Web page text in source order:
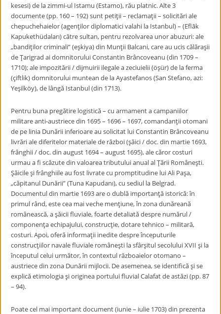
kesesi) de la zimmi-ul Istamu (Estamo), rău platnic. Alte 3
documente (pp. 160 – 192) sunt petiţii – reclamaţii – solicitări ale
chepuchehaielor (agenţilor diplomatici valahi la Istanbul) – (Eflāk
Kapukethüdaları) către sultan, pentru rezolvarea unor abuzuri: ale
„bandiţilor criminali” (eşkiya) din Munţii Balcani, care au ucis călăraşii
de Ţarigrad ai domnitorului Constantin Brâncoveanu (din 1709 –
1710); ale impozitării / dijmuirii ilegale a zeciuielii (öşür) de la ferma
(çiftlik) domnitorului muntean de la Ayastefanos (San Stefano, azi:
Yeşilköy), de lângă Istanbul (din 1713).
Pentru buna pregătire logistică – cu armament a campaniilor
militare anti-austriece din 1695 – 1696 – 1697, comandanţii otomani
de pe linia Dunării inferioare au solicitat lui Constantin Brâncoveanu
livrări ale diferitelor materiale de război (şăici / doc. din martie 1693,
frânghii / doc. din august 1694 – august 1695), ale căror costuri
urmau a fi scăzute din valoarea tributului anual al Ţării Româneşti.
Şăicile şi frânghiile au fost livrate cu promptitudine lui Ali Paşa,
„căpitanul Dunării” (Tuna Kapudanı), cu sediul la Belgrad.
Documentul din martie 1693 are o dublă importanţă istorică: în
primul rând, este cea mai veche menţiune, în zona dunăreană
românească, a şăicii fluviale, foarte detaliată despre numărul /
componenţa echipajului, construcţie, dotare tehnico – militară,
costuri. Apoi, oferă informaţii inedite despre începuturile
construcţiilor navale fluviale româneşti la sfârşitul secolului XVII şi la
începutul celui următor, în contextul războaielor otomano –
austriece din zona Dunării mijlocii. De asemenea, se identifică şi se
explică etimologia şi originea portului fluvial Calafat de astăzi (pp. 87
– 94).
Poate cel mai important document (iunie – iulie 1703) din prezenta